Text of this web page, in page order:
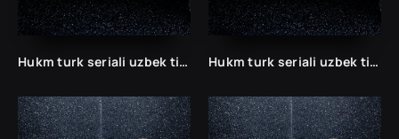
Hukm turk seriali uzbek tilida /Хукм турк сериали ўзбек тилида/ 203. 204. 205. 206. 207. 208. 209. 210. 211. 212. 213. 214. 215 barcha qismlari. Hukm turk seriali uzbek tilida /Хукм турк сериали ўзбек тилида/ 203. 204. 205. 206. 207. 208. 209. 210. 211. 212. 213. 214. 215 barcha qismlari.